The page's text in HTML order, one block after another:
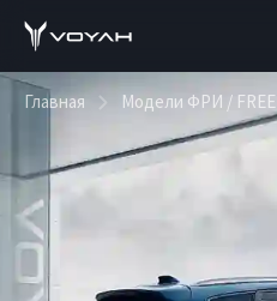
Главная Модели ФРИ / FREE